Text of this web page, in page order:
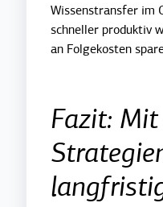
Wissenstransfer im
schneller produktiv
an Folgekosten
Fazit: